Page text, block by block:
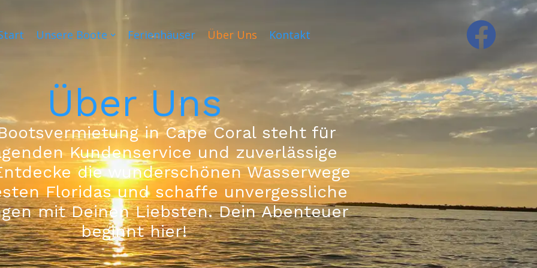
Unsere Boote Ferienhäuser Über Uns Kontakt
Über Uns
in Cape Coral steht für
Kundenservice und zuverlässige
die wunderschönen Wasserwege
Floridas und schaffe unvergessliche
mit Deinen Liebsten. Dein Abenteuer
beginnt hier!